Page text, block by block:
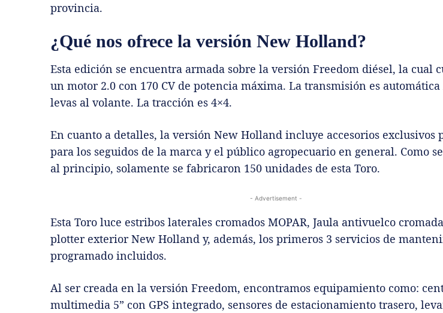
provincia.
¿Qué nos ofrece la versión New Holland?
Esta edición se encuentra armada sobre la versión Freedom diésel, la cual
un motor 2.0 con 170 CV de potencia máxima. La transmisión es automática
levas al volante. La tracción es 4×4.
En cuanto a detalles, la versión New Holland incluye accesorios exclusivos
para los seguidos de la marca y el público agropecuario en general. Como
al principio, solamente se fabricaron 150 unidades de esta Toro.
- Advertisement -
Esta Toro luce estribos laterales cromados MOPAR, Jaula antivuelco
plotter exterior New Holland y, además, los primeros 3 servicios de
programado incluidos.
Al ser creada en la versión Freedom, encontramos equipamiento como:
multimedia 5” con GPS integrado, sensores de estacionamiento trasero,